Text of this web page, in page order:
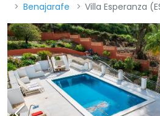
Benajarafe
Villa Esperanza